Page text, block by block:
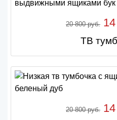
20 800 руб.
ТВ
20 800 руб.